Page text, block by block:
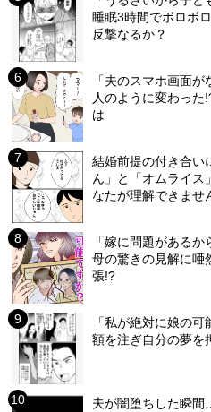
睡眠3時間でボロボ
反撃なるか？
「夫のスマホ画面
人のように変わった
は
結婚前提の付き合
ん」と「オムライス
なたが理解できませ
「嫁に問題がある
母の驚きの見解に
張!?
「私が絶対に娘の
額を注ぎ自分の夢を
夫が闇堕ちした瞬